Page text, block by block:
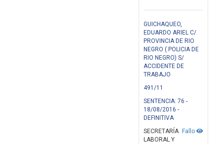
GUICHAQUEO,
EDUARDO ARIEL C/
PROVINCIA DE RIO
NEGRO ( POLICIA DE
RIO NEGRO) S/
ACCIDENTE DE
TRABAJO
491/11
SENTENCIA: 76 -
18/08/2016 -
DEFINITIVA
Fallo
SECRETARÍA
LABORAL Y